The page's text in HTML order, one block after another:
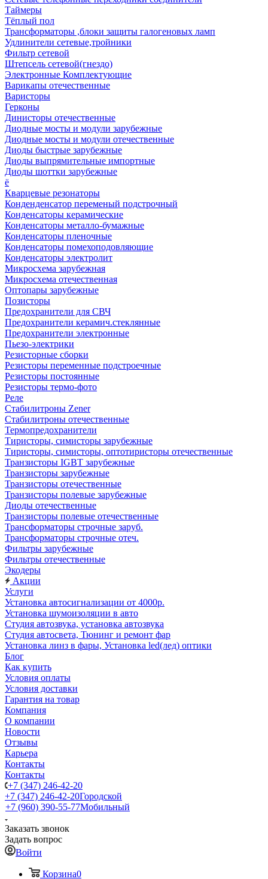
Таймеры
Тёплый пол
Трансформаторы ,блоки защиты галогеновых ламп
Удлинители сетевые,тройники
Фильтр сетевой
Штепсель сетевой(гнездо)
Электронные Комплектующие
Варикапы отечественные
Варисторы
Герконы
Динисторы отечественные
Диодные мосты и модули зарубежные
Диодные мосты и модули отечественные
Диоды быстрые зарубежные
Диоды выпрямительные импортные
Диоды шоттки зарубежные
ё
Кварцевые резонаторы
Конденденсатор переменый подстрочный
Конденсаторы керамические
Конденсаторы металло-бумажные
Конденсаторы пленочные
Конденсаторы помехоподовляющие
Конденсаторы электролит
Микросхема зарубежная
Микросхема отечественная
Оптопары зарубежные
Позисторы
Предохранители для СВЧ
Предохранители керамич.стеклянные
Предохранители электронные
Пьезо-электрики
Резисторные сборки
Резисторы переменные подстроечные
Резисторы постоянные
Резисторы термо-фото
Реле
Стабилитроны Zener
Стабилитроны отечественные
Термопредохранители
Тиристоры, симисторы зарубежные
Тиристоры, симисторы, оптотиристоры отечественные
Транзисторы IGBT зарубежные
Транзисторы зарубежные
Транзисторы отечественные
Транзисторы полевые зарубежные
Диоды отечественные
Транзисторы полевые отечественные
Трансформаторы строчные заруб.
Трансформаторы строчные отеч.
Фильтры зарубежные
Фильтры отечественные
Экодеры
Акции
Услуги
Установка автосигнализации от 4000р.
Установка шумоизоляции в авто
Студия автозвука, установка автозвука
Студия автосвета, Тюнинг и ремонт фар
Установка линз в фары, Установка led(лед) оптики
Блог
Как купить
Условия оплаты
Условия доставки
Гарантия на товар
Компания
О компании
Новости
Отзывы
Карьера
Контакты
Контакты
+7 (347) 246-42-20
+7 (347) 246-42-20Городской
+7 (960) 390-55-77Мобильный
Заказать звонок
Задать вопрос
Войти
Корзина0